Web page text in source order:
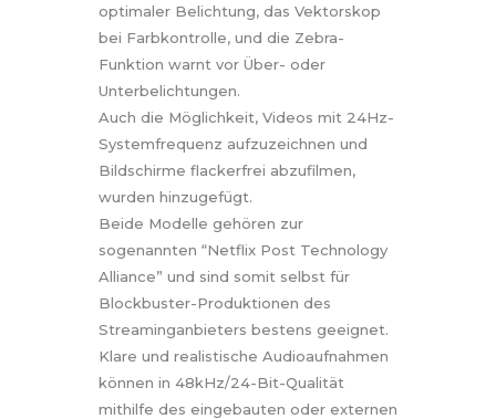
optimaler Belichtung, das Vektorskop
bei Farbkontrolle, und die Zebra-
Funktion warnt vor Über- oder
Unterbelichtungen.
Auch die Möglichkeit, Videos mit 24Hz-
Systemfrequenz aufzuzeichnen und
Bildschirme flackerfrei abzufilmen,
wurden hinzugefügt.
Beide Modelle gehören zur
sogenannten “Netflix Post Technology
Alliance” und sind somit selbst für
Blockbuster-Produktionen des
Streaminganbieters bestens geeignet.
Klare und realistische Audioaufnahmen
können in 48kHz/24-Bit-Qualität
mithilfe des eingebauten oder externen